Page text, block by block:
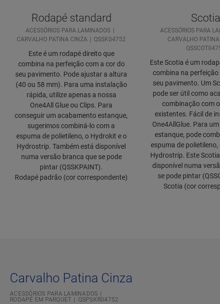
Rodapé standard
ACESSÓRIOS PARA LAMINADOS
CARVALHO PATINA CINZA
QSSK04752
Este é um rodapé direito que
combina na perfeição com a cor do
seu pavimento. Pode ajustar a altura
(40 ou 58 mm). Para uma instalação
rápida, utilize apenas a nossa
One4All Glue ou Clips. Para
conseguir um acabamento estanque,
sugerimos combiná-lo com a
espuma de polietileno, o Hydrokit e o
Hydrostrip. Também está disponível
numa versão branca que se pode
pintar (QSSKPAINT).
Rodapé padrão (cor correspondente)
Scotia
ACESSÓRIOS PARA
CARVALHO
Este Scotia é um
combina na perfeição
seu pavimento. Um
pode ser útil como
combinação com
existentes. Fácil de
One4AllGlue. Para
estanque, pode
espuma de polietileno,
Hydrostrip. Este
disponível numa
se pode pintar
Scotia (cor
Carvalho Patina Cinza
ACESSÓRIOS PARA LAMINADOS
RODAPÉ EM PARQUET
QSPSKR04752